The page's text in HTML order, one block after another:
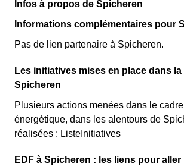
premiers KWh de chaque mois sont
fait attention à sa consommation à
existe chez la plupart des fournisseurs
💡🏠
clients Spicherenois l'ayant choisie
différencie deux tarifs : pendant 22
l'électricité est quatre fois plus cher,
autres jours de l'année, le prix est 20%
rapport au tarif normal à Spicheren. ⚡💸
Infos à propos de Spicheren
Informations complémentaires pour
Pas de lien partenaire à Spicheren.
Les initiatives mises en place dans
Spicheren
Plusieurs actions menées dans le
énergétique, dans les alentours de
réalisées : ListeInitiatives
EDF à Spicheren : les liens pour